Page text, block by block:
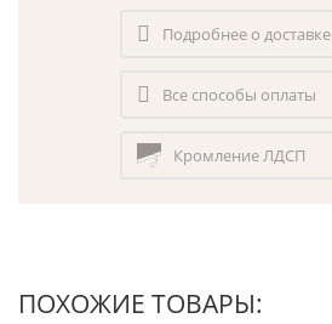
Подробнее о доставке
Все способы оплаты
Кромление ЛДСП
ПОХОЖИЕ ТОВАРЫ: